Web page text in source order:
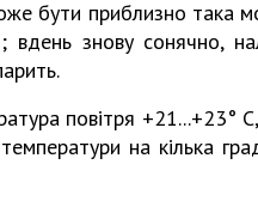
бути приблизно така
знову сонячно,
повітря +21...+23°
на кілька